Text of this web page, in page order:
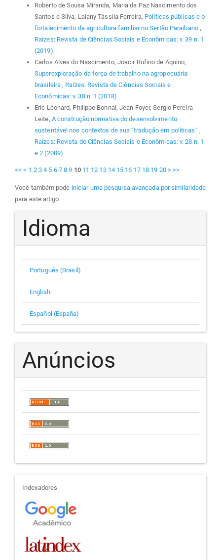
Roberto de Sousa Miranda, Maria da Paz Nascimento dos
Santos e Silva, Laiany Tássila Ferreira, Políticas públicas e o
fortalecimento da agricultura familiar no Sertão Paraibano ,
Raízes: Revista de Ciências Sociais e Econômicas: v. 39 n. 1
(2019)
Carlos Alves do Nascimento, Joacir Rufino de Aquino,
Superexploração da força de trabalho na agropecuária
brasileira , Raízes: Revista de Ciências Sociais e
Econômicas: v. 38 n. 1 (2018)
Eric Léonard, Philippe Bonnal, Jean Foyer, Sergio Pereira
Leite, A construção normativa do desenvolvimento
sustentável nos contextos de sua “tradução em políticas” ,
Raízes: Revista de Ciências Sociais e Econômicas: v. 28 n. 1
e 2 (2009)
<< < 1 2 3 4 5 6 7 8 9 10 11 12 13 14 15 16 17 18 19 20 > >>
Você também pode iniciar uma pesquisa avançada por similaridade
para este artigo.
Idioma
Português (Brasil)
English
Español (España)
Anúncios
indexadores
Indexadores